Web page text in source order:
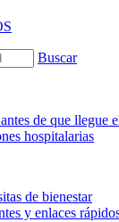
Buscar
de que llegue
hospitalarias
de bienestar
y enlaces